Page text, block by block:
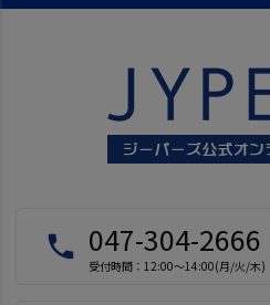
local_phone 047-304-2666
受付時間：12:00～14:00(月/火/木)